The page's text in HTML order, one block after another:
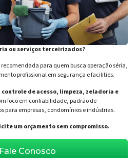
ou serviços terceirizados?
para quem busca operação séria,
profissional em segurança e facilities.
de acesso, limpeza, zeladoria e
foco em confiabilidade, padrão de
para empresas, condomínios e indústrias.
um orçamento sem compromisso.
Fale Conosco